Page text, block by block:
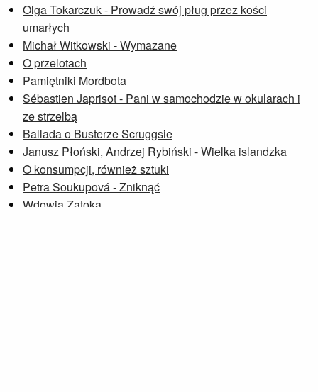
Olga Tokarczuk - Prowadź swój pług przez kości
umarłych
Michał Witkowski - Wymazane
O przelotach
Pamiętniki Mordbota
Sébastien Japrisot - Pani w samochodzie w okularach i
ze strzelbą
Ballada o Busterze Scruggsie
Janusz Płoński, Andrzej Rybiński - Wielka islandzka
O konsumpcji, również sztuki
Petra Soukupová - Zniknąć
Wdowia Zatoka